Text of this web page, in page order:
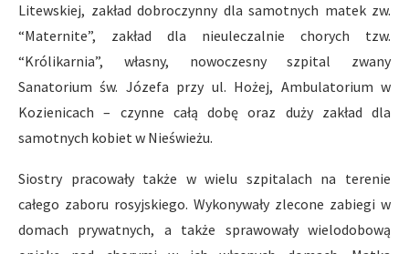
Litewskiej, zakład dobroczynny dla samotnych matek zw.
“Maternite”, zakład dla nieuleczalnie chorych tzw.
“Królikarnia”, własny, nowoczesny szpital zwany
Sanatorium św. Józefa przy ul. Hożej, Ambulatorium w
Kozienicach – czynne całą dobę oraz duży zakład dla
samotnych kobiet w Nieświeżu.
Siostry pracowały także w wielu szpitalach na terenie
całego zaboru rosyjskiego. Wykonywały zlecone zabiegi w
domach prywatnych, a także sprawowały wielodobową